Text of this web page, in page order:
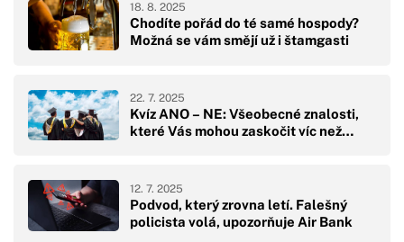
Chodíte pořád do té samé hospody?
Možná se vám smějí už i štamgasti
18. 8. 2025
Kvíz ANO – NE: Všeobecné znalosti,
které Vás mohou zaskočit víc než…
22. 7. 2025
Podvod, který zrovna letí. Falešný
policista volá, upozorňuje Air Bank
12. 7. 2025